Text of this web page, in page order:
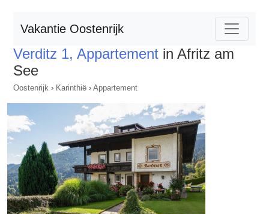
Vakantie Oostenrijk
Verditz 1, Appartement in Afritz am
See
Oostenrijk › Karinthië › Appartement